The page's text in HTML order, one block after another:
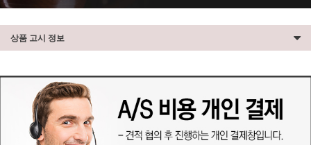
상품 고시 정보